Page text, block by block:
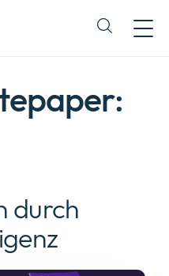
Expand
sub
durch